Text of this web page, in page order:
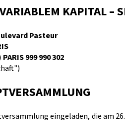
KAPITAL –
Pasteur
999 990 302
eingeladen, die am